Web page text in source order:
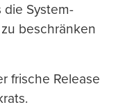
die System-
beschränken
frische Release